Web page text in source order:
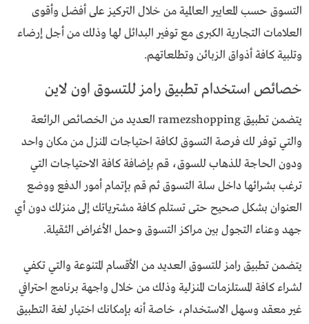
التسوق حسب المعايير العالمية من خلال التركيز على أفضل وأقوى
العلامات التجارية الكبرى مع توفير البدائل لها وذلك من أجل إرضاء
وتلبية كافة أذواق الزبائن وتطلعاتهم.
خصائص استخدام تطبيق رامز للتسوق اون لاين
يتضمن تطبيق ramezshopping العديد من الخصائص الرائعة
والتي توفر لك فرصة التسوق لكافة احتياجات المنزل من مكان واحد
ودون الحاجة للذهاب للسوق، قم بإضافة كافة الاحتياجات التي
ترغب بشرائها داخل سلة التسوق ثم قم بإتمام أمور الدفع ووضع
العنوان بشكل صحيح حتى تستلم كافة مشترياتك إلى منزلك دون أي
جهد وعناء التجول بين مراكز التسوق وحمل الأغراض الثقيلة.
يتضمن تطبيق رامز للتسوق العديد من الأقسام المتنوعة والتي تكفي
لشراء كافة المستلزمات المنزلية وذلك من خلال واجهة برنامج احترافي
غير معقد وسهل الاستخدام، خاصة أنه بإمكانك اختيار لغة التطبيق